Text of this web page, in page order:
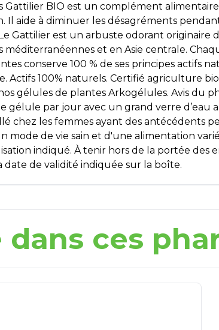
BIO est un complément alimentaire
aide à diminuer les désagréments
Gattilier est un arbuste odorant
et en Asie centrale.
conserve 100 % de ses principes actifs
Actifs 100% naturels. Certifié agriculture
gélules de plantes Arkogélules. Avis du
gélule par jour avec un grand verre d’eau
chez les femmes ayant des antécédents
de vie sain et d'une alimentation
indiqué. À tenir hors de la portée des
de validité indiquée sur la boîte.
ces